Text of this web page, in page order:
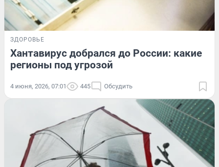
ЗДОРОВЬЕ
Хантавирус добрался до России: какие
регионы под угрозой
4 июня, 2026, 07:01 445 Обсудить